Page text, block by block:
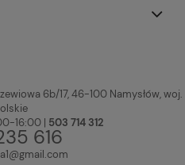
6b/17, 46-100 Namysłów, woj.
16:00 | 503 714 312
616